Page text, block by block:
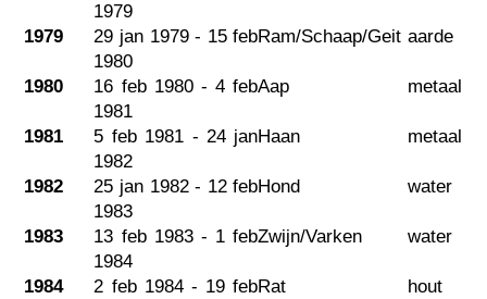
1979
1979
29 jan 1979 - 15 feb
1980
Ram/Schaap/Geit aarde
1980
16 feb 1980 - 4 feb
1981
Aap metaal
1981
5 feb 1981 - 24 jan
1982
Haan metaal
1982
25 jan 1982 - 12 feb
1983
Hond water
1983
13 feb 1983 - 1 feb
1984
Zwijn/Varken water
1984
2 feb 1984 - 19 febRat hout